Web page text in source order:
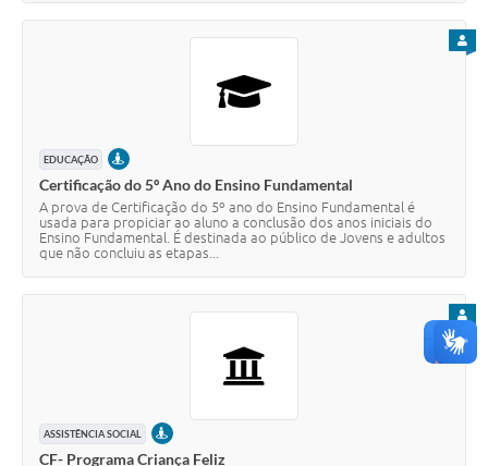
EDUCAÇÃO PRESENCIAL
Certificação do 5º Ano do Ensino Fundamental
A prova de Certificação do 5º ano do Ensino Fundamental é
usada para propiciar ao aluno a conclusão dos anos iniciais do
Ensino Fundamental. É destinada ao público de Jovens e adultos
que não concluiu as etapas...
ASSISTÊNCIA SOCIAL PRESENCIAL
CF- Programa Criança Feliz